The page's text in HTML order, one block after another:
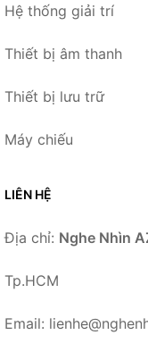
Hệ thống giải trí
Thiết bị âm thanh
Thiết bị lưu trữ
Máy chiếu
LIÊN HỆ
Địa chỉ: Nghe Nhìn
Tp.HCM
Email: